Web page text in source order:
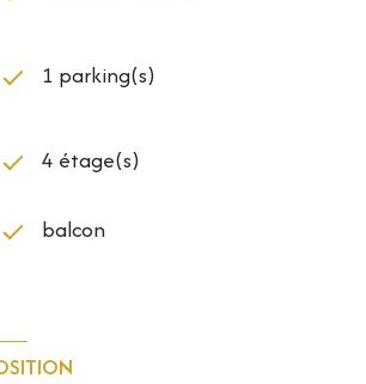
1 parking(s)
4 étage(s)
balcon